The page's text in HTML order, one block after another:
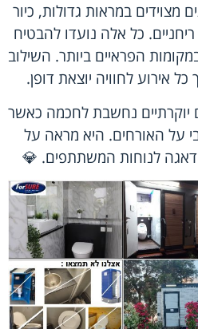
מצוידים במראות גדולות, כיור
כל אלה נועדו להבטיח
הפראיים ביותר. השילוב
אירוע לחוויה יוצאת דופן.
יוקרתיים נחשבת לחכמה כאשר
על האורחים. היא מראה על
לנוחות המשתתפים. 💎